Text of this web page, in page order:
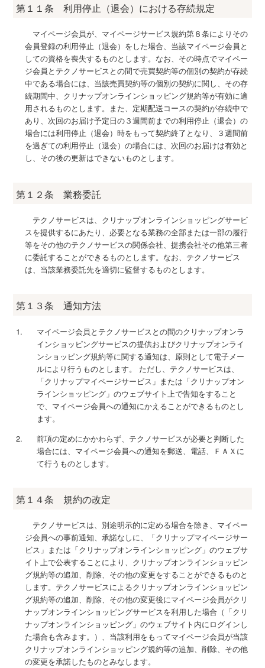
第１１条 利用停止（退会）における存続規定
マイページ会員が、マイページサービス規約第８条によりその
会員登録の利用停止（退会）をした場合、当該マイページ会員と
しての資格を喪失するものとします。なお、その時点でマイペー
ジ会員とテクノサービスとの間で売買契約等の個別の契約が存続
中である場合には、当該売買契約等の個別の契約に関し、その存
続期間中、クリナップオンラインショッピング規約等が有効に適
用されるものとします。また、定期配送コースの契約が存続中で
あり、次回のお届け予定日の３週間前までの利用停止（退会）の
場合には利用停止（退会）時をもって契約終了となり、３週間前
を過ぎての利用停止（退会）の場合には、次回のお届けは有効と
し、その後の更新はできないものとします。
第１２条 業務委託
テクノサービスは、クリナップオンラインショッピングサービ
スを提供するにあたり、必要となる業務の全部または一部の履行
等をその他のテクノサービスの関係会社、提携会社その他第三者
に委託することができるものとします。なお、テクノサービス
は、当該業務委託先を適切に監督するものとします。
第１３条 通知方法
マイページ会員とテクノサービスとの間のクリナップオンラ
インショッピングサービスの提供およびクリナップオンライ
ンショッピング規約等に関する通知は、原則として電子メー
ルにより行うものとします。 ただし、テクノサービスは、
「クリナップマイページサービス」または「クリナップオン
ラインショッピング」のウェブサイト上で告知をすること
で、マイページ会員への通知にかえることができるものとし
ます。
前項の定めにかかわらず、テクノサービスが必要と判断した
場合には、マイページ会員への通知を郵送、電話、ＦＡＸに
て行うものとします。
第１４条 規約の改定
テクノサービスは、別途明示的に定める場合を除き、マイペー
ジ会員への事前通知、承諾なしに、「クリナップマイページサー
ビス」または「クリナップオンラインショッピング」のウェブサ
イト上で公表することにより、クリナップオンラインショッピン
グ規約等の追加、削除、その他の変更をすることができるものと
します。テクノサービスによるクリナップオンラインショッピン
グ規約等の追加、削除、その他の変更後にマイページ会員がクリ
ナップオンラインショッピングサービスを利用した場合（「クリ
ナップオンラインショッピング」のウェブサイト内にログインし
た場合も含みます。）、当該利用をもってマイページ会員が当該
クリナップオンラインショッピング規約等の追加、削除、その他
の変更を承諾したものとみなします。